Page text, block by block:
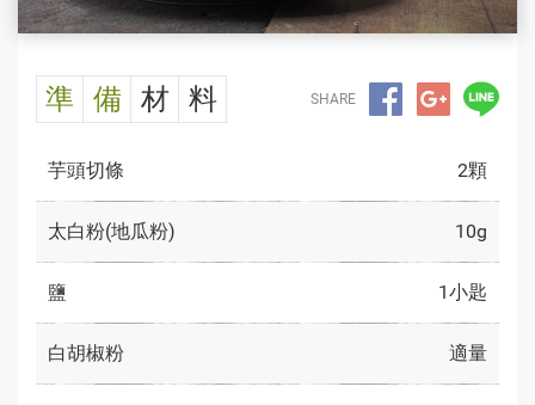
準 備 材 料 SHARE
芋頭切條 2顆
太白粉(地瓜粉) 10g
鹽 1小匙
白胡椒粉 適量